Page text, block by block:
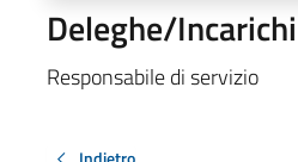
Deleghe/Incarichi
Responsabile di servizio